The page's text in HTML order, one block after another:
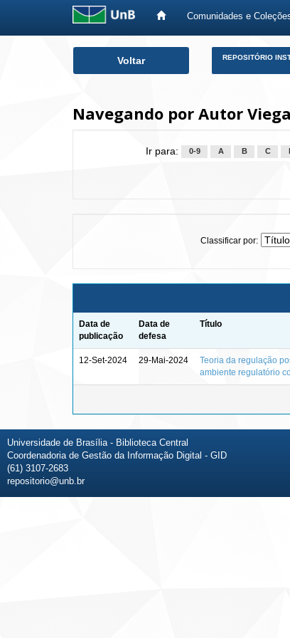
Comunidades e
Voltar REPOSITÓRIO
Navegando por Autor
Ir para: 0-9 A B C
Classificar por:
Data de
publicação
Data de
defesa
Título
12-Set-2024 29-Mai-2024
Teoria da regulação
ambiente regulatório
Universidade de Brasília - Biblioteca Central
Coordenadoria de Gestão da Informação Digital - GID
(61) 3107-2683
repositorio@unb.br